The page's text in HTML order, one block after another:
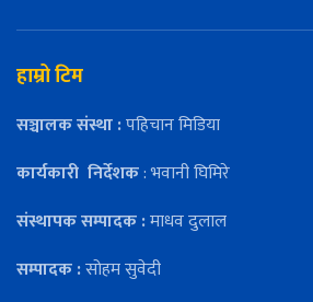
हाम्रो टिम
सञ्चालक संस्था :पहिचान मिडिया
कार्यकारी निर्देशक: भवानी घिमिरे
संस्थापक सम्पादक :माधव दुलाल
सम्पादक :सोहम सुवेदी